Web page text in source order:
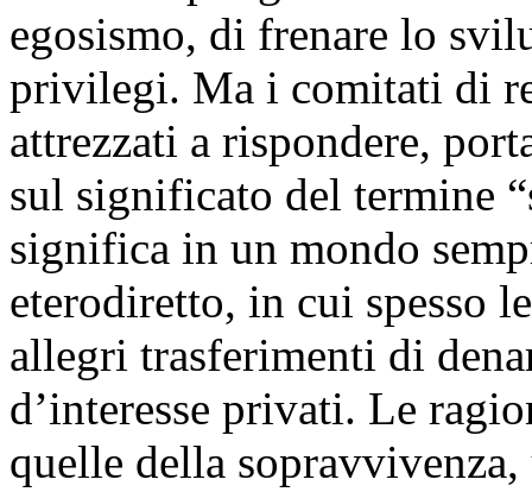
egosismo, di frenare lo
privilegi. Ma i comitati di
attrezzati a rispondere,
sul significato del termine
significa in un mondo
eterodiretto, in cui spesso
allegri trasferimenti di
d’interesse privati. Le
quelle della